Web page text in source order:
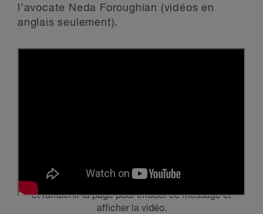
l’avocate Neda Foroughian (vidéos en
anglais seulement).
Veuillez activer
les témoins publicitaires et de ciblage
et rafraîchir la page pour effacer ce message et
afficher la vidéo.